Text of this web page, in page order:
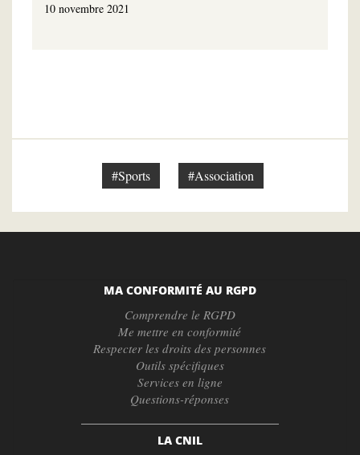
10 novembre 2021
#Sports #Association
MA CONFORMITÉ AU RGPD
Comprendre le RGPD
Me mettre en conformité
Respecter les droits des personnes
Outils spécifiques
Services en ligne
Questions-réponses
LA CNIL